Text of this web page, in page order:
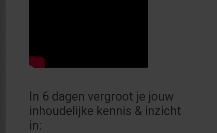
In 6 dagen vergroot je jouw
inhoudelijke kennis & inzicht
in: